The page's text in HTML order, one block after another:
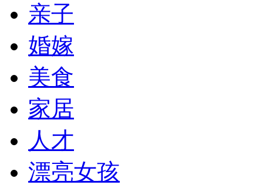
亲子
婚嫁
美食
家居
人才
漂亮女孩